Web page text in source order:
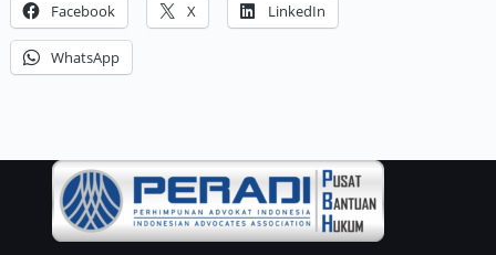
Facebook X LinkedIn
WhatsApp